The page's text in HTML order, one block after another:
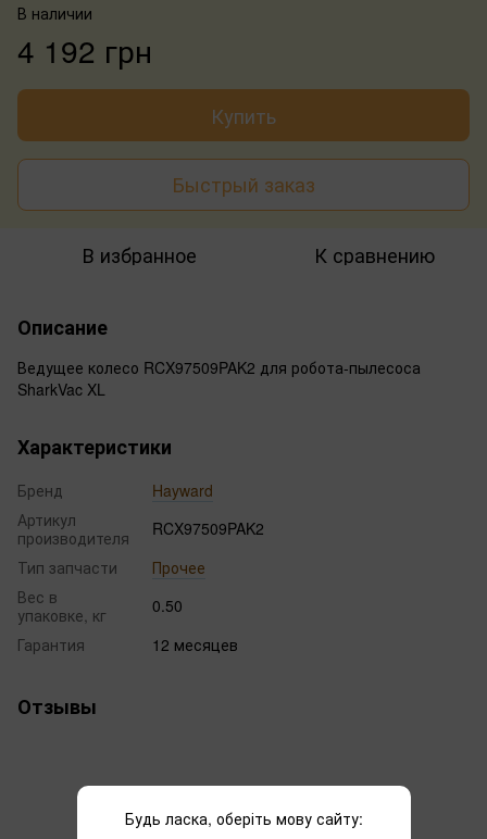
В наличии
4 192 грн
Купить
Быстрый заказ
В избранное К сравнению
Описание
Ведущее колесо RCX97509PAK2 для робота-пылесоса
SharkVac XL
Характеристики
Бренд
Hayward
Артикул
производителя
RCX97509PAK2
Тип запчасти
Прочее
Вес в
упаковке, кг
0.50
Гарантия
12 месяцев
Отзывы
Будь ласка, оберіть мову сайту: